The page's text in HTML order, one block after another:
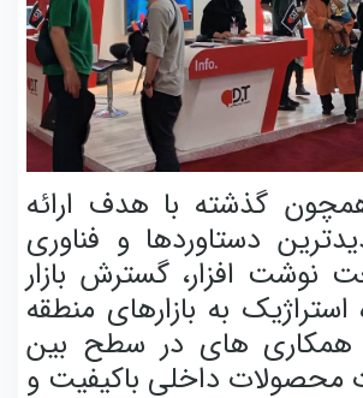
گذشته با هدف ارائه
دستاوردها و فناوری
نوشت افزار، گسترش بازار
به بازارهای منطقه
های در سطح بین
محصولات داخلی باکیفیت و